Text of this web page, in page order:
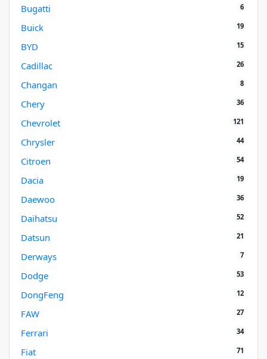
Bugatti 6
Buick 19
BYD 15
Cadillac 26
Changan 8
Chery 36
Chevrolet 121
Chrysler 44
Citroen 54
Dacia 19
Daewoo 36
Daihatsu 52
Datsun 21
Derways 7
Dodge 53
DongFeng 12
FAW 27
Ferrari 34
Fiat 71